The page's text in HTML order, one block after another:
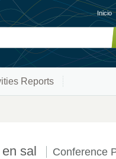
Inicio
Reports
sal
Conference